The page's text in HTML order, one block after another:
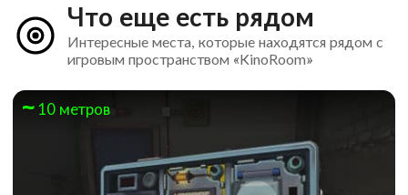
Что еще есть рядом
Интересные места, которые находятся рядом с
игровым пространством «KinoRoom»
10 метров